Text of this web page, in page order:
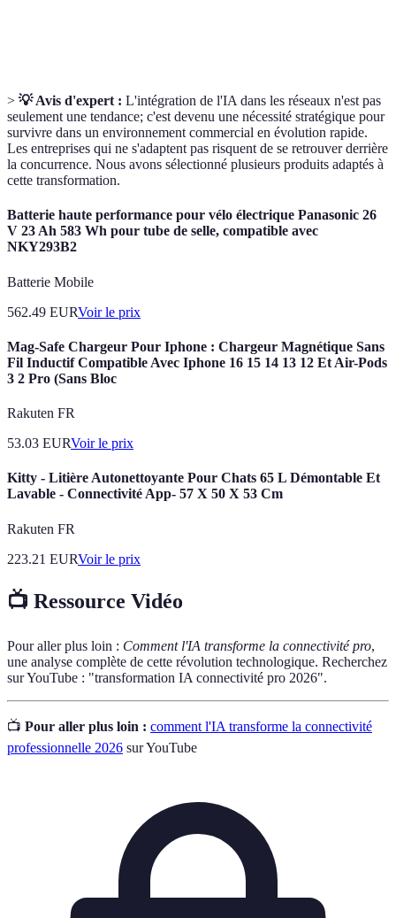
> 💡 Avis d'expert : L'intégration de l'IA dans les réseaux n'est pas
seulement une tendance; c'est devenu une nécessité stratégique pour
survivre dans un environnement commercial en évolution rapide.
Les entreprises qui ne s'adaptent pas risquent de se retrouver derrière
la concurrence. Nous avons sélectionné plusieurs produits adaptés à
cette transformation.
Batterie haute performance pour vélo électrique Panasonic 26
V 23 Ah 583 Wh pour tube de selle, compatible avec
NKY293B2
Batterie Mobile
562.49 EURVoir le prix
Mag-Safe Chargeur Pour Iphone : Chargeur Magnétique Sans
Fil Inductif Compatible Avec Iphone 16 15 14 13 12 Et Air-Pods
3 2 Pro (Sans Bloc
Rakuten FR
53.03 EURVoir le prix
Kitty - Litière Autonettoyante Pour Chats 65 L Démontable Et
Lavable - Connectivité App- 57 X 50 X 53 Cm
Rakuten FR
223.21 EURVoir le prix
📺 Ressource Vidéo
Pour aller plus loin : Comment l'IA transforme la connectivité pro,
une analyse complète de cette révolution technologique. Recherchez
sur YouTube : "transformation IA connectivité pro 2026".
📺 Pour aller plus loin : comment l'IA transforme la connectivité
professionnelle 2026 sur YouTube